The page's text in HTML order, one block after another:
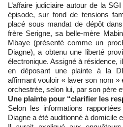
L’affaire judiciaire autour de la SGI Pharaon connaît un nouvel
épisode, sur fond de tensions
placé sous mandat de dépôt
frère Serigne, sa belle-mère
Mbaye (présenté comme un
Diagne), a obtenu une liberté
électronique. Assigné à résidence,
en déposant une plainte à la
affirmant vouloir « laver son nom »
orchestrée, selon lui, par son père
Une plainte pour “clarifier les
Selon les informations
Diagne a été auditionné à domicile